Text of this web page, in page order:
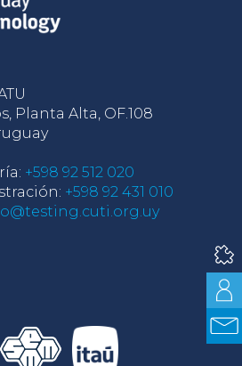
Planta Alta, OF.108
+598 92 512 020
+598 92 431 010